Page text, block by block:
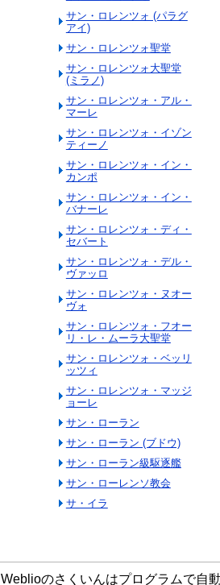
サン・ロレンツォ (パラグ
アイ)
サン・ロレンツォ聖堂
サン・ロレンツォ大聖堂
(ミラノ)
サン・ロレンツォ・アル・
マーレ
サン・ロレンツォ・イゾン
ティーノ
サン・ロレンツォ・イン・
カンポ
サン・ロレンツォ・イン・
バナーレ
サン・ロレンツォ・ディ・
セバート
サン・ロレンツォ・デル・
ヴァッロ
サン・ロレンツォ・ヌオー
ヴォ
サン・ロレンツォ・フオー
リ・レ・ムーラ大聖堂
サン・ロレンツォ・ベッリ
ッツィ
サン・ロレンツォ・マッジ
ョーレ
サン・ローラン
サン・ローラン (ブドウ)
サン・ローラン級駆逐艦
サン・ローレンソ教会
サ・イラ
Weblioのさくいんはプログラムで自